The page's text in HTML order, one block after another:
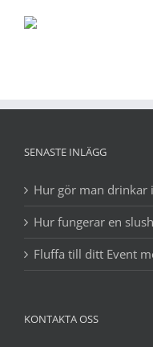
SENASTE INLÄGG
Hur gör man drinkar
Hur fungerar en
Fluffa till ditt Event
KONTAKTA OSS